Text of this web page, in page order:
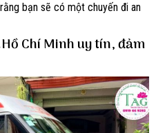
bạn sẽ có một chuyến đi an
Chí Minh uy tín, đảm